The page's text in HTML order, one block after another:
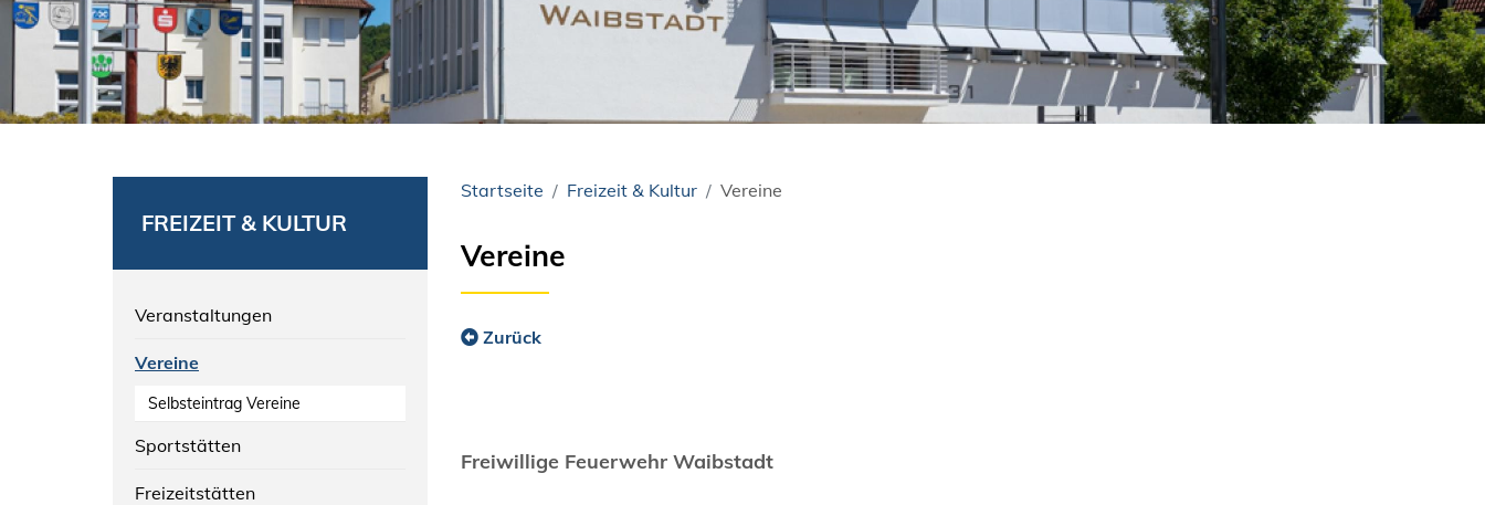
FREIZEIT & KULTUR
Veranstaltungen
Vereine
Selbsteintrag Vereine
Sportstätten
Freizeitstätten
Startseite Freizeit & Kultur Vereine
Vereine
Zurück
Freiwillige Feuerwehr Waibstadt